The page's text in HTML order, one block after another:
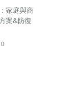
家庭與商
案&防復